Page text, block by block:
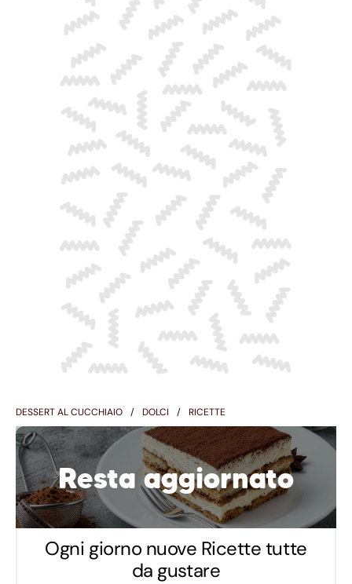
DESSERT AL CUCCHIAIO DOLCI RICETTE
Resta aggiornato
Ogni giorno nuove Ricette tutte
da gustare